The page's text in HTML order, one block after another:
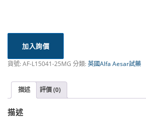
加入詢價
貨號:AF-L15041-25MG 分類:英國Alfa Aesar試藥
描述 評價 (0)
描述